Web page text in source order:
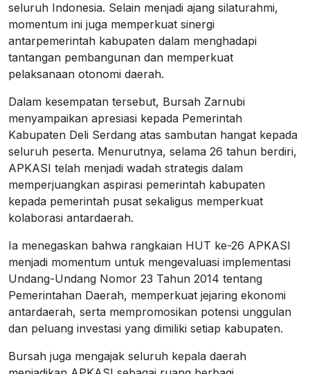
seluruh Indonesia. Selain menjadi ajang silaturahmi,
momentum ini juga memperkuat sinergi
antarpemerintah kabupaten dalam menghadapi
tantangan pembangunan dan memperkuat
pelaksanaan otonomi daerah.
Dalam kesempatan tersebut, Bursah Zarnubi
menyampaikan apresiasi kepada Pemerintah
Kabupaten Deli Serdang atas sambutan hangat kepada
seluruh peserta. Menurutnya, selama 26 tahun berdiri,
APKASI telah menjadi wadah strategis dalam
memperjuangkan aspirasi pemerintah kabupaten
kepada pemerintah pusat sekaligus memperkuat
kolaborasi antardaerah.
Ia menegaskan bahwa rangkaian HUT ke-26 APKASI
menjadi momentum untuk mengevaluasi implementasi
Undang-Undang Nomor 23 Tahun 2014 tentang
Pemerintahan Daerah, memperkuat jejaring ekonomi
antardaerah, serta mempromosikan potensi unggulan
dan peluang investasi yang dimiliki setiap kabupaten.
Bursah juga mengajak seluruh kepala daerah